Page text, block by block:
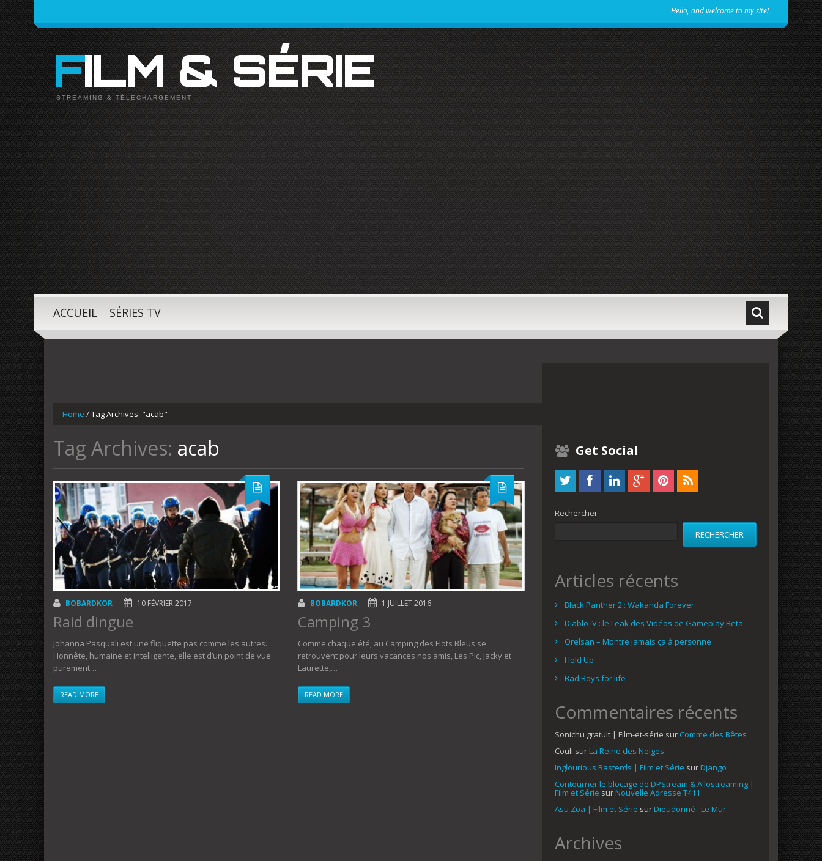
Hello, and welcome to my site!
FILM & SÉRIE
STREAMING & TÉLÉCHARGEMENT
ACCUEIL SÉRIES TV
Home /Tag Archives: "acab"
Tag Archives: acab
BOBARDKOR 10 FÉVRIER 2017
Raid dingue
Johanna Pasquali est une fliquette pas comme les autres.
Honnête, humaine et intelligente, elle est d’un point de vue
purement…
READ MORE
BOBARDKOR 1 JUILLET 2016
Camping 3
Comme chaque été, au Camping des Flots Bleus se
retrouvent pour leurs vacances nos amis, Les Pic, Jacky et
Laurette,…
READ MORE
Get Social
Rechercher
RECHERCHER
Articles récents
Black Panther 2 : Wakanda Forever
Diablo IV : le Leak des Vidéos de Gameplay Beta
Orelsan – Montre jamais ça à personne
Hold Up
Bad Boys for life
Commentaires récents
Sonichu gratuit | Film-et-série sur Comme des Bêtes
Couli surLa Reine des Neiges
Inglourious Basterds | Film et Série surDjango
Contourner le blocage de DPStream & Allostreaming |
Film et Série surNouvelle Adresse T411
Asu Zoa | Film et Série surDieudonné : Le Mur
Archives